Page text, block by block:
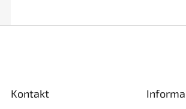
Kontakt